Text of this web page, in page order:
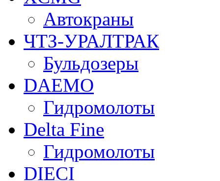
Автокраны
ЧТЗ-УРАЛТРАК
Бульдозеры
DAEMO
Гидромолоты
Delta Fine
Гидромолоты
DIECI